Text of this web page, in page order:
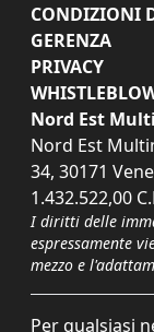
CONDIZIONI
GERENZA
PRIVACY
Nord Est
Nord Est
34, 30171
1.432.522,00
I diritti delle
espressamente
mezzo e
Per qualsiasi